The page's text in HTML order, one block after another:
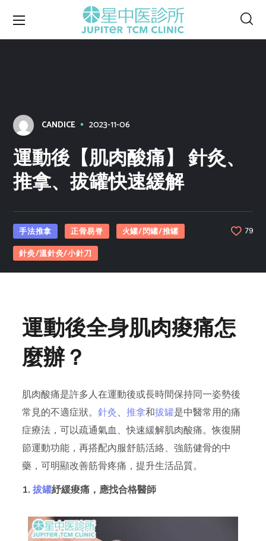
CANDICE 2023-11-06
運動後【肌肉酸痛】 針灸、
推拿、拔罐快速緩解
手法推拿 正骨易脊
火罐/閃罐/推罐
針灸/溫針灸/小針刀
79
運動後全身肌肉痠痛怎
麼辦？
肌肉酸痛是許多人在運動後或長時間保持同一姿勢後
常見的不適症狀。針灸、推拿和拔罐是中醫常用的痛
症療法，可以疏通氣血、快速緩解肌肉酸痛。恢復關
節運動功能，再搭配內服舒筋活絡、強筋健骨的中
藥，可明顯改善筋骨疼痛，提升生活品質。
1.拔罐紓緩痠痛，應找合格醫師